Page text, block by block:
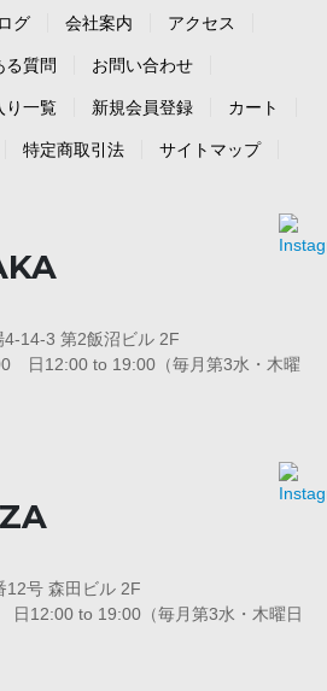
グ 会社案内 アクセス
る質問 お問い合わせ
り一覧 新規会員登録 カート
特定商取引法 サイトマップ
14-3 第2飯沼ビル 2F
日12:00 to 19:00（毎月第3水・木曜
12号 森田ビル 2F
12:00 to 19:00（毎月第3水・木曜日